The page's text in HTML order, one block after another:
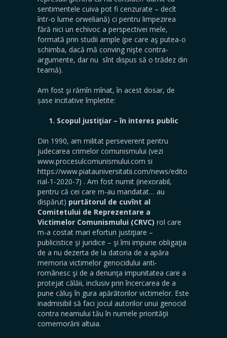
sentimentele cuiva pot fi cenzurate – decît
într-o lume orweliană) ci pentru limpezirea
fără nici un echivoc a perspectivei mele,
formată prin studii ample (pe care aş putea-o
schimba, dacă mă conving nişte contra-
argumente, dar nu sînt dispus să o trădez din
teamă).
Am fost şi rămîn mînat, în acest dosar, de
șase incitative împletite:
1. Scopul justiţiar – în interes public
Din 1990, am militat perseverent pentru
judecarea crimelor comunismului (vezi
www.procesulcomunismului.com si
https://www.piatauniversitatii.com/news/edito
rial-1-2020-7) . Am fost numit (inexorabil,
pentru că cei care m-au mandatat… au
dispărut) purtătorul de cuvînt al
Comitetului de Reprezentare a
Victimelor Comunismului (CRVC) rol care
m-a costat mari eforturi justiţiare –
publicistice şi juridice – şi îmi impune obligaţia
de a nu dezerta de la datoria de a apăra
memoria victimelor genocidului anti-
românesc şi de a denunţa impunitatea care a
protejat călăii, inclusiv prin încercarea de a
pune căluş în gura apărătorilor victimelor. Este
inadmisibil să faci jocul autorilor unui genocid
contra neamului tău în numele priorităţii
comemorării altuia.